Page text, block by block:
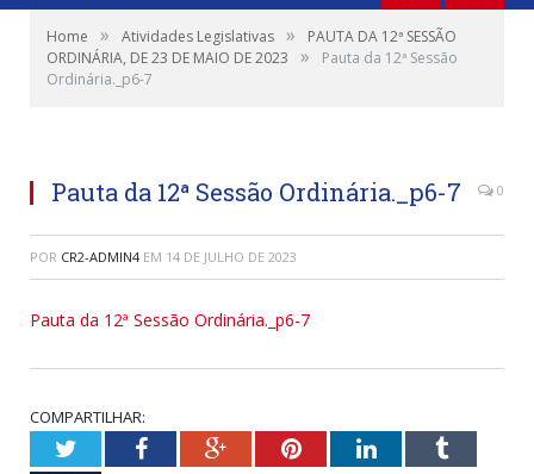
Home » Atividades Legislativas »
PAUTA DA 12ª SESSÃO
ORDINÁRIA, DE 23 DE MAIO DE 2023
»
Pauta da 12ª Sessão
Ordinária._p6-7
Pauta da 12ª Sessão Ordinária._p6-7 0
POR CR2-ADMIN4 EM 14 DE JULHO DE 2023
Pauta da 12ª Sessão Ordinária._p6-7
COMPARTILHAR:
TwitterFacebookGoogle+PinterestLinkedInTumblr